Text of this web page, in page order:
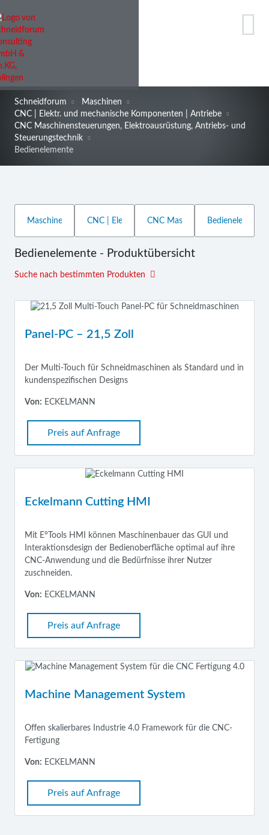
Schneidforum
Maschinen
CNC | Elektr. und mechanische Komponenten | Antriebe
CNC Maschinensteuerungen, Elektroausrüstung, Antriebs- und
Steuerungstechnik
Bedienelemente
Bedienelemente - Produktübersicht
Suche nach bestimmten Produkten
Panel-PC – 21,5 Zoll
Der Multi-Touch für Schneidmaschinen als Standard und in
kundenspezifischen Designs
Von: ECKELMANN
Preis auf Anfrage
Eckelmann Cutting HMI
Mit E°Tools HMI können Maschinenbauer das GUI und
Interaktionsdesign der Bedienoberfläche optimal auf ihre
CNC-Anwendung und die Bedürfnisse ihrer Nutzer
zuschneiden.
Von: ECKELMANN
Preis auf Anfrage
Machine Management System
Offen skalierbares Industrie 4.0 Framework für die CNC-
Fertigung
Von: ECKELMANN
Preis auf Anfrage